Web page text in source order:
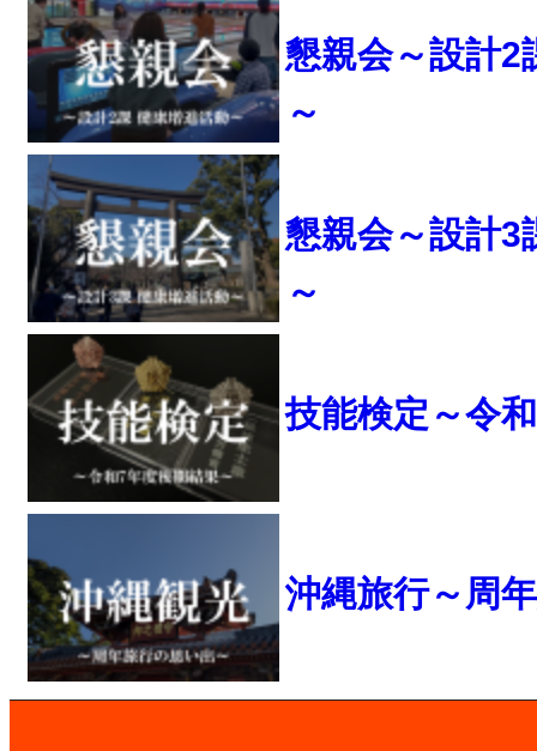
懇親会～設計2
～
懇親会～設計3
～
技能検定～令
沖縄旅行～周